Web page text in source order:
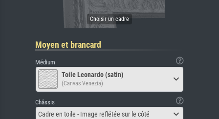
Moyen et brancard
Médium
Toile Leonardo (satin)
(Canvas Venezia)
Châssis
Cadre en toile - Image reflétée sur le côté